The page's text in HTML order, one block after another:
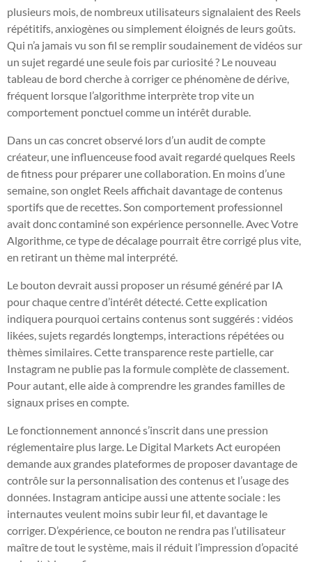
plusieurs mois, de nombreux utilisateurs signalaient des Reels
répétitifs, anxiogènes ou simplement éloignés de leurs goûts.
Qui n’a jamais vu son fil se remplir soudainement de vidéos sur
un sujet regardé une seule fois par curiosité ? Le nouveau
tableau de bord cherche à corriger ce phénomène de dérive,
fréquent lorsque l’algorithme interprète trop vite un
comportement ponctuel comme un intérêt durable.
Dans un cas concret observé lors d’un audit de compte
créateur, une influenceuse food avait regardé quelques Reels
de fitness pour préparer une collaboration. En moins d’une
semaine, son onglet Reels affichait davantage de contenus
sportifs que de recettes. Son comportement professionnel
avait donc contaminé son expérience personnelle. Avec Votre
Algorithme, ce type de décalage pourrait être corrigé plus vite,
en retirant un thème mal interprété.
Le bouton devrait aussi proposer un résumé généré par IA
pour chaque centre d’intérêt détecté. Cette explication
indiquera pourquoi certains contenus sont suggérés : vidéos
likées, sujets regardés longtemps, interactions répétées ou
thèmes similaires. Cette transparence reste partielle, car
Instagram ne publie pas la formule complète de classement.
Pour autant, elle aide à comprendre les grandes familles de
signaux prises en compte.
Le fonctionnement annoncé s’inscrit dans une pression
réglementaire plus large. Le Digital Markets Act européen
demande aux grandes plateformes de proposer davantage de
contrôle sur la personnalisation des contenus et l’usage des
données. Instagram anticipe aussi une attente sociale : les
internautes veulent moins subir leur fil, et davantage le
corriger. D’expérience, ce bouton ne rendra pas l’utilisateur
maître de tout le système, mais il réduit l’impression d’opacité